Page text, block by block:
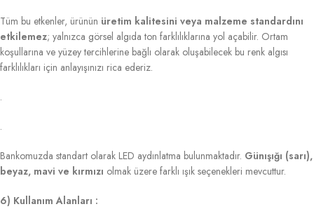
Tüm bu etkenler, ürünün üretim kalitesini veya malzeme standardını
etkilemez; yalnızca görsel algıda ton farklılıklarına yol açabilir. Ortam
koşullarına ve yüzey tercihlerine bağlı olarak oluşabilecek bu renk algısı
farklılıkları için anlayışınızı rica ederiz.
.
.
Bankomuzda standart olarak LED aydınlatma bulunmaktadır. Günışığı (sarı),
beyaz, mavi ve kırmızı olmak üzere farklı ışık seçenekleri mevcuttur.
6) Kullanım Alanları :